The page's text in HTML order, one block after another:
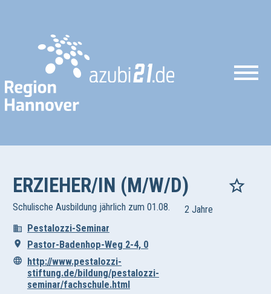
ERZIEHER/IN (M/W/D)
Schulische Ausbildung jährlich zum 01.08.
2 Jahre
Pestalozzi-Seminar
Pastor-Badenhop-Weg 2-4, 0
http://www.pestalozzi-
stiftung.de/bildung/pestalozzi-
seminar/fachschule.html